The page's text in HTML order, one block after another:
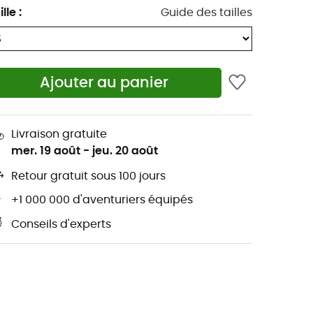
: Guide des tailles
Ajouter au panier
Livraison gratuite
mer. 19 août - jeu. 20 août
Retour gratuit sous 100 jours
+1 000 000 d'aventuriers équipés
Conseils d'experts